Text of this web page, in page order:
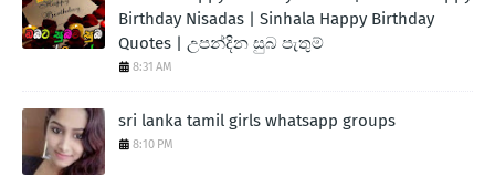
Birthday Nisadas | Sinhala Happy Birthday
Quotes | උපන්දින සුබ පැතුම්
8:31 AM
sri lanka tamil girls whatsapp groups
8:10 PM